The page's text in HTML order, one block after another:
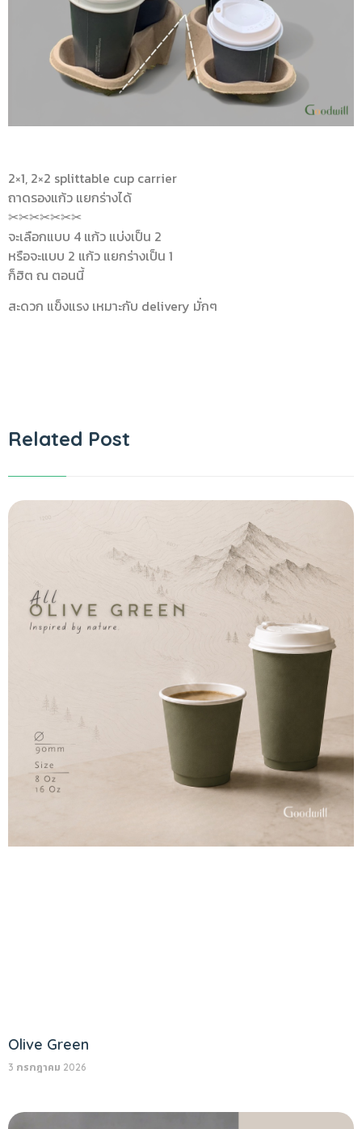
2×1, 2×2 splittable cup carrier
ถาดรองแก้ว แยกร่างได้
✂✂✂✂✂✂✂
จะเลือกแบบ 4 แก้ว แบ่งเป็น 2
หรือจะแบบ 2 แก้ว แยกร่างเป็น 1
ก็ฮิต ณ ตอนนี้
สะดวก แข็งแรง เหมาะกับ delivery มั่กๆ
Related Post
Olive Green
3 กรกฎาคม 2026